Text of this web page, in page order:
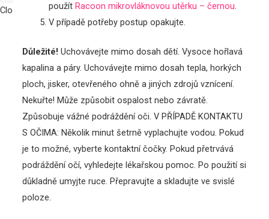
Close
použít Racoon mikrovláknovou utěrku – černou.
V případě potřeby postup opakujte.
Důležité!Uchovávejte mimo dosah dětí. Vysoce hořlavá
kapalina a páry. Uchovávejte mimo dosah tepla, horkých
ploch, jisker, otevřeného ohně a jiných zdrojů vznícení.
Nekuřte! Může způsobit ospalost nebo závratě.
Způsobuje vážné podráždění oči. V PŘÍPADĚ KONTAKTU
S OČIMA: Několik minut šetrně vyplachujte vodou. Pokud
je to možné, vyberte kontaktní čočky. Pokud přetrvává
podráždění očí, vyhledejte lékařskou pomoc. Po použití si
důkladně umyjte ruce. Přepravujte a skladujte ve svislé
poloze.